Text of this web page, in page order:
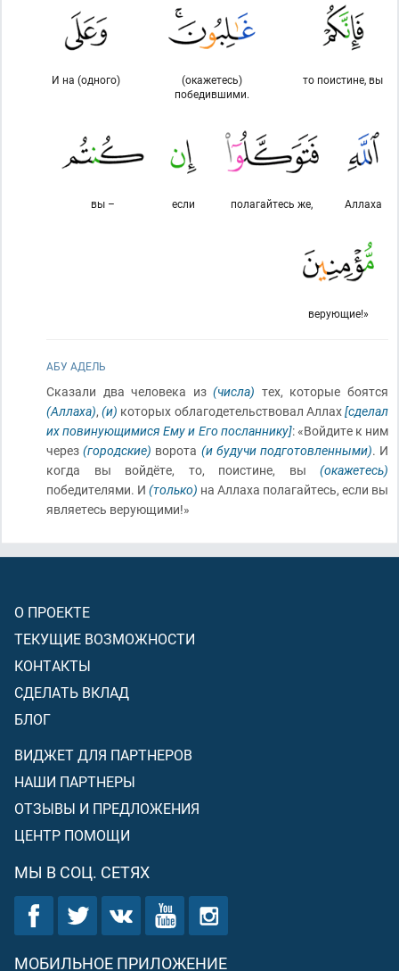
то поистине, вы
(окажетесь)
победившими.
И на (одного)
Аллаха
полагайтесь же,
если
вы –
верующие!»
АБУ АДЕЛЬ
Сказали два человека из(числа) тех, которые боятся
(Аллаха),(и) которых облагодетельствовал Аллах[сделал
их повинующимися Ему и Его посланнику]: «Войдите к ним
через(городские) ворота (и будучи подготовленными). И
когда вы войдёте, то, поистине, вы (окажетесь)
победителями. И (только) на Аллаха полагайтесь, если вы
являетесь верующими!»
О ПРОЕКТЕ
ТЕКУЩИЕ ВОЗМОЖНОСТИ
КОНТАКТЫ
СДЕЛАТЬ ВКЛАД
БЛОГ
ВИДЖЕТ ДЛЯ ПАРТНЕРОВ
НАШИ ПАРТНЕРЫ
ОТЗЫВЫ И ПРЕДЛОЖЕНИЯ
ЦЕНТР ПОМОЩИ
МЫ В СОЦ. СЕТЯХ
МОБИЛЬНОЕ ПРИЛОЖЕНИЕ